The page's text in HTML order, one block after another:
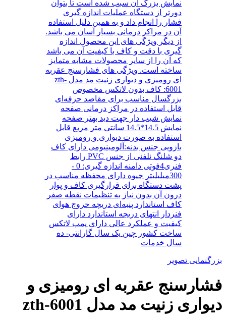
بزرگنمایی تصویر
فشارسنج عقربه ای رومیزی و
دیواری زنیت مد مدل zth-6001